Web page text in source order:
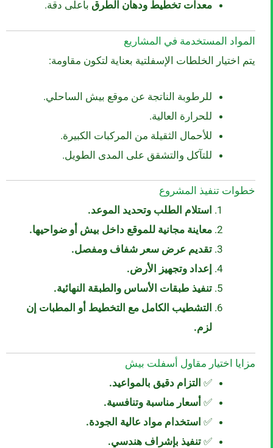
معدات تخطيط ودهان الطرق بأعلى دقة.
المواد المستخدمة في المشاريع
يتم اختيار الخلطات الإسفلتية بعناية لتكون مقاومة:
للرطوبة الناتجة عن موقع بيش الساحلي.
للحرارة العالية.
للأحمال الثقيلة من المركبات الكبيرة.
للتآكل والتشقق على المدى الطويل.
خطوات تنفيذ المشروع
استلام الطلب وتحديد الموعد.
معاينة مجانية للموقع داخل بيش أو ضواحيها.
تقديم عرض سعر شفاف ومفصل.
إعداد وتجهيز الأرض.
تنفيذ طبقات الأساس والطبقة النهائية.
التشطيب الكامل مع التخطيط أو المطبات إن
لزم.
مزايا اختيار مقاول أسفلت بيش
✅ التزام دقيق بالمواعيد.
✅ أسعار مناسبة وتنافسية.
✅ استخدام مواد عالية الجودة.
✅ تنفيذ بإشراف هندسي.